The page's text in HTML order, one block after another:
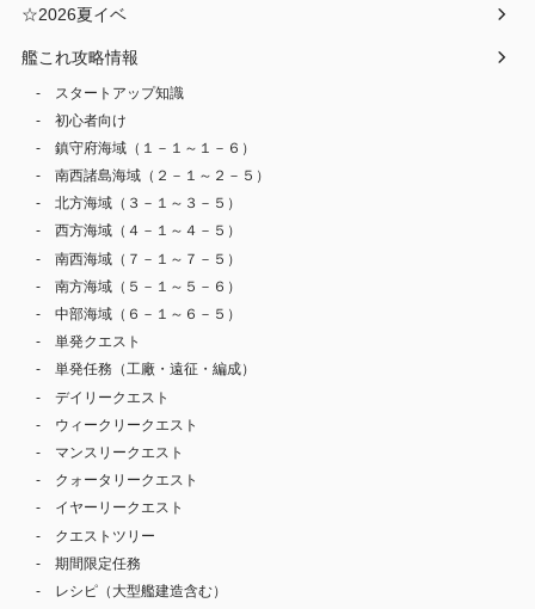
☆2026夏イベ
艦これ攻略情報
スタートアップ知識
初心者向け
鎮守府海域（１－１～１－６）
南西諸島海域（２－１～２－５）
北方海域（３－１～３－５）
西方海域（４－１～４－５）
南西海域（７－１～７－５）
南方海域（５－１～５－６）
中部海域（６－１～６－５）
単発クエスト
単発任務（工廠・遠征・編成）
デイリークエスト
ウィークリークエスト
マンスリークエスト
クォータリークエスト
イヤーリークエスト
クエストツリー
期間限定任務
レシピ（大型艦建造含む）